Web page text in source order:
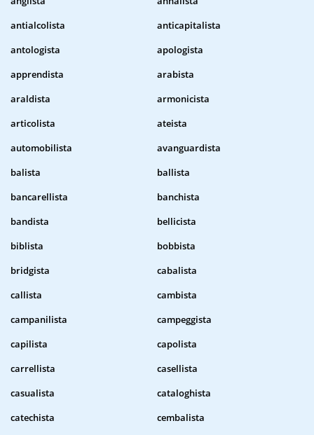
antialcolista
anticapitalista
antologista
apologista
apprendista
arabista
araldista
armonicista
articolista
ateista
automobilista
avanguardista
balista
ballista
bancarellista
banchista
bandista
bellicista
biblista
bobbista
bridgista
cabalista
callista
cambista
campanilista
campeggista
capilista
capolista
carrellista
casellista
casualista
cataloghista
catechista
cembalista